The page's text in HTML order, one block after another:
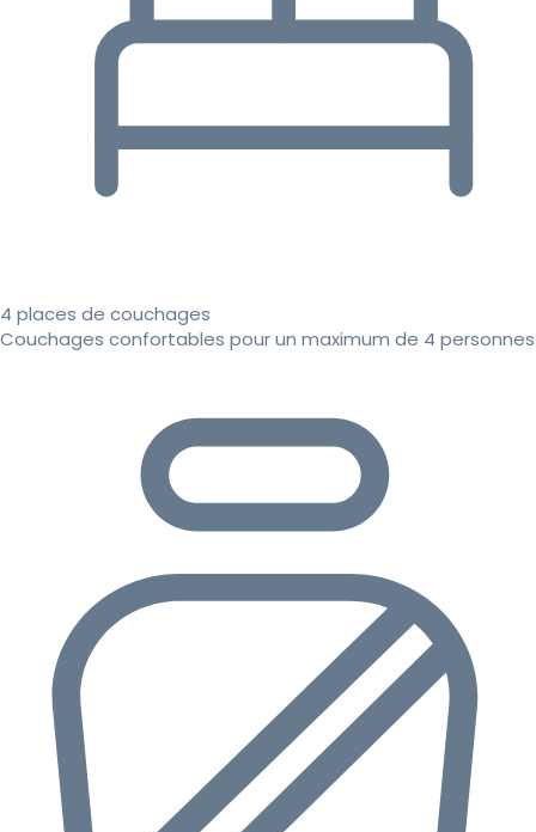
4 places de couchages
Couchages confortables pour un maximum de 4 personnes